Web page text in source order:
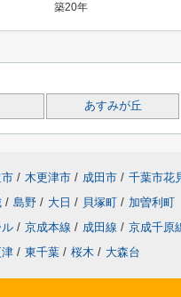
築20年
あすみが丘
/ 木更津市 / 成田市 / 千葉市花
/ 島野 / 大日 / 貝塚町 / 加曽利町
/ 京成本線 / 成田線 / 京成千原
/ 東千葉 / 桜木 / 大森台